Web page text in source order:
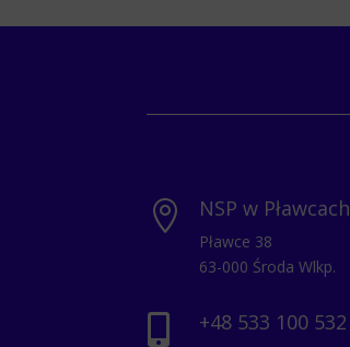
 NSP w Pławcach
Pławce 38
63-000 Środa Wlkp.
 +48 533 100 532